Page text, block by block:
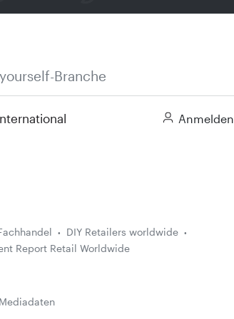
Branche
Anmelden
DIY Retailers worldwide
Report Retail Worldwide
Mediadaten